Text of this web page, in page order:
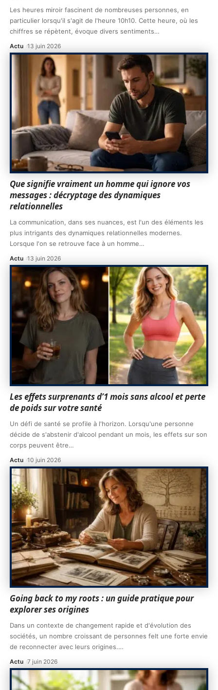
Les heures miroir fascinent de nombreuses personnes, en
particulier lorsqu'il s'agit de l'heure 10h10. Cette heure, où les
chiffres se répètent, évoque divers sentiments…
Actu 13 juin 2026
Que signifie vraiment un homme qui ignore vos
messages : décryptage des dynamiques
relationnelles
La communication, dans ses nuances, est l'un des éléments les
plus intrigants des dynamiques relationnelles modernes.
Lorsque l'on se retrouve face à un homme…
Actu 13 juin 2026
Les effets surprenants d’1 mois sans alcool et perte
de poids sur votre santé
Un défi de santé se profile à l'horizon. Lorsqu'une personne
décide de s'abstenir d'alcool pendant un mois, les effets sur son
corps peuvent être…
Actu 10 juin 2026
Going back to my roots : un guide pratique pour
explorer ses origines
Dans un contexte de changement rapide et d'évolution des
sociétés, un nombre croissant de personnes felt une forte envie
de reconnecter avec leurs origines.…
Actu 7 juin 2026